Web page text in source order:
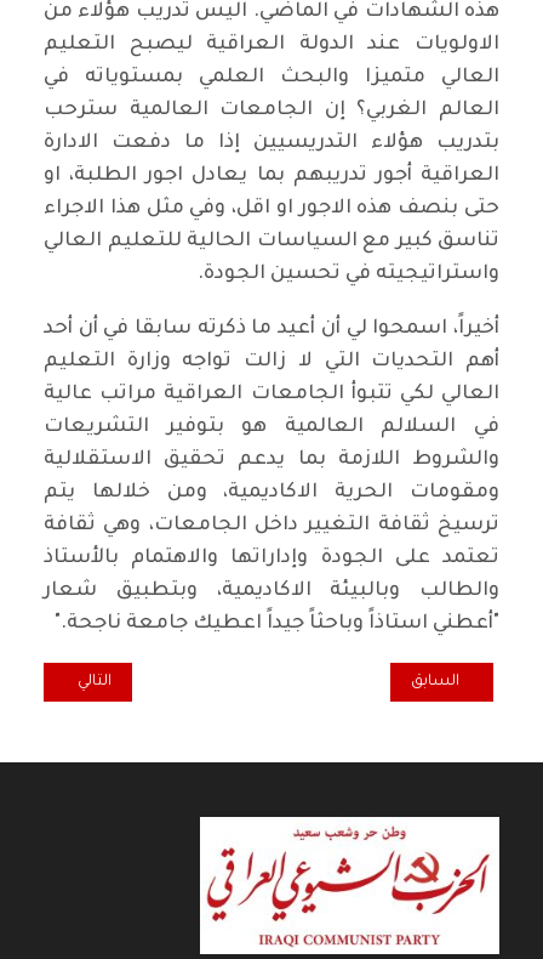
هذه الشهادات في الماضي. اليس تدريب هؤلاء من
الاولويات عند الدولة العراقية ليصبح التعليم
العالي متميزا والبحث العلمي بمستوياته في
العالم الغربي؟ إن الجامعات العالمية سترحب
بتدريب هؤلاء التدريسيين إذا ما دفعت الادارة
العراقية أجور تدريبهم بما يعادل اجور الطلبة، او
حتى بنصف هذه الاجور او اقل، وفي مثل هذا الاجراء
تناسق كبير مع السياسات الحالية للتعليم العالي
واستراتيجيته في تحسين الجودة.
أخيراً، اسمحوا لي أن أعيد ما ذكرته سابقا في أن أحد
أهم التحديات التي لا زالت تواجه وزارة التعليم
العالي لكي تتبوأ الجامعات العراقية مراتب عالية
في السلالم العالمية هو بتوفير التشريعات
والشروط اللازمة بما يدعم تحقيق الاستقلالية
ومقومات الحرية الاكاديمية، ومن خلالها يتم
ترسيخ ثقافة التغيير داخل الجامعات، وهي ثقافة
تعتمد على الجودة وإداراتها والاهتمام بالأستاذ
والطالب وبالبيئة الاكاديمية، وبتطبيق شعار
"أعطني استاذاً وباحثاً جيداً اعطيك جامعة ناجحة."
المقال السابق: ارفعوا وسائل قمعكم عن الأصوات الحرة في العراق
السابق المقال التالي:
التالي